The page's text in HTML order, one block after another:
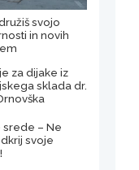
svojo
in novih
za dijake iz
sklada dr.
srede – Ne
svoje